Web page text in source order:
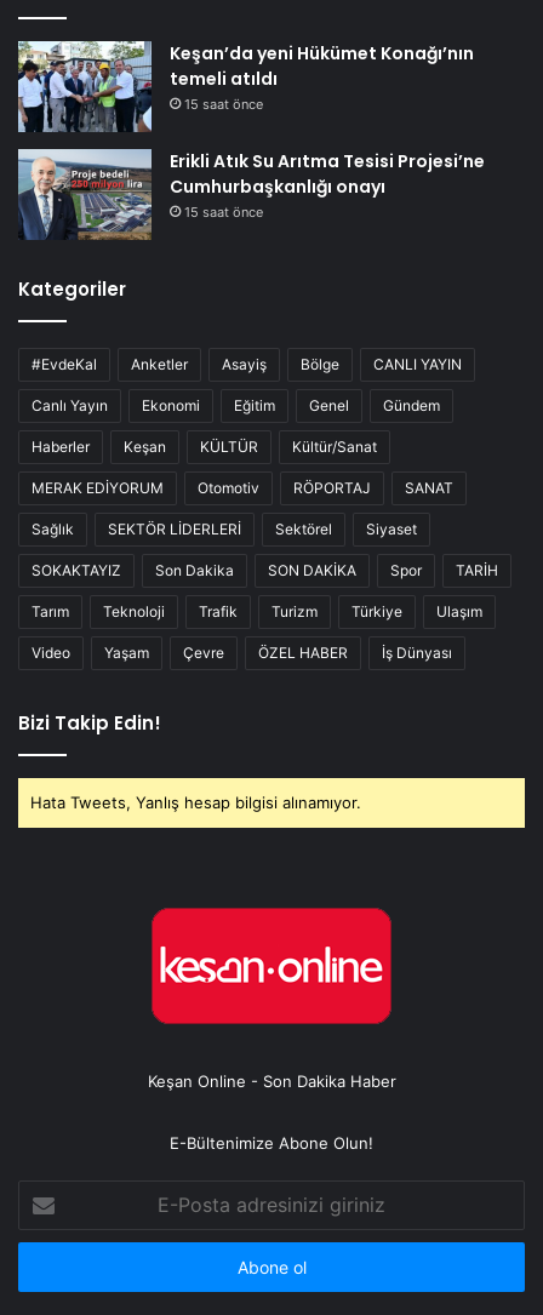
Keşan’da yeni Hükümet Konağı’nın
temeli atıldı
15 saat önce
Erikli Atık Su Arıtma Tesisi Projesi’ne
Cumhurbaşkanlığı onayı
15 saat önce
Kategoriler
#EvdeKal Anketler Asayiş Bölge CANLI YAYIN
Canlı Yayın Ekonomi Eğitim Genel Gündem
Haberler Keşan KÜLTÜR Kültür/Sanat
MERAK EDİYORUM Otomotiv RÖPORTAJ SANAT
Sağlık SEKTÖR LİDERLERİ Sektörel Siyaset
SOKAKTAYIZ Son Dakika SON DAKİKA Spor TARİH
Tarım Teknoloji Trafik Turizm Türkiye Ulaşım
Video Yaşam Çevre ÖZEL HABER İş Dünyası
Bizi Takip Edin!
Hata Tweets, Yanlış hesap bilgisi alınamıyor.
Keşan Online - Son Dakika Haber
E-Bültenimize Abone Olun!
Posta
adresinizi